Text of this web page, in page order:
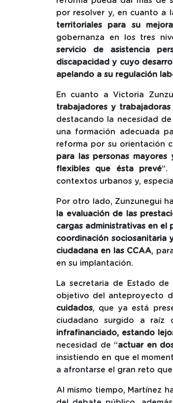
por resolver y, en cuanto a
territoriales para su mejora
gobernanza en los tres
servicio de asistencia
discapacidad y cuyo
apelando a su regulación
En cuanto a Victoria
trabajadores y
destacando la necesidad de
una formación adecuada
reforma por su orientación
para las personas
flexibles que ésta prevé”.
contextos urbanos y,
Por otro lado, Zunzunegui
la evaluación de las
cargas administrativas en el
coordinación sociosanitaria
ciudadana en las CCAA,
en su implantación.
La secretaria de Estado de
objetivo del anteproyecto
cuidados, que ya está
ciudadano surgido a raíz
infrafinanciado, estando
necesidad de “actuar en
insistiendo en que el
a afrontarse el gran reto
Al mismo tiempo, Martínez